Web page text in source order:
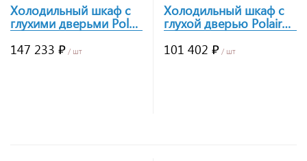
Холодильный шкаф с
глухими дверьми Polair
CM114hd-S
147 233 ₽ / шт
Холодильный шкаф с
глухой дверью Polair
CM107hd-S
101 402 ₽ / шт